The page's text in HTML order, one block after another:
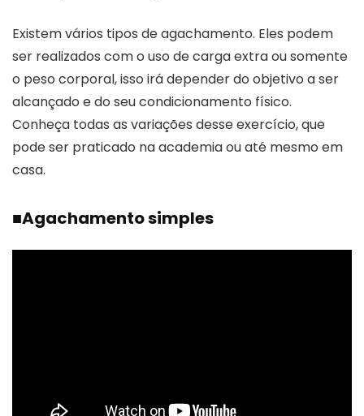
Existem vários tipos de agachamento. Eles podem
ser realizados com o uso de carga extra ou somente
o peso corporal, isso irá depender do objetivo a ser
alcançado e do seu condicionamento físico.
Conheça todas as variações desse exercício, que
pode ser praticado na academia ou até mesmo em
casa.
■Agachamento simples